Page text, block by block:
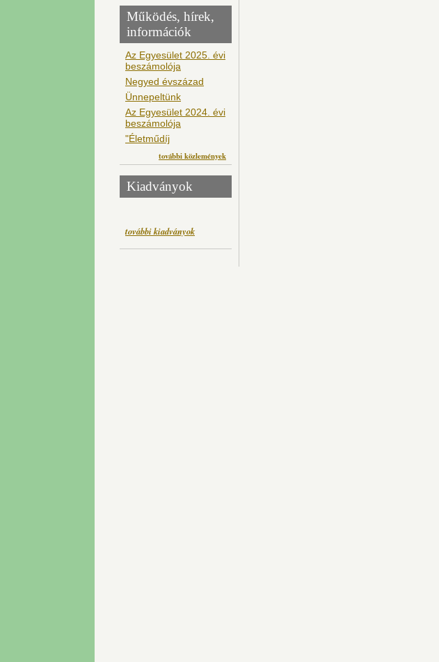
Működés, hírek,
információk
Az Egyesület 2025. évi
beszámolója
Negyed évszázad
Ünnepeltünk
Az Egyesület 2024. évi
beszámolója
"Életműdíj
további közlemények
Kiadványok
további kiadványok